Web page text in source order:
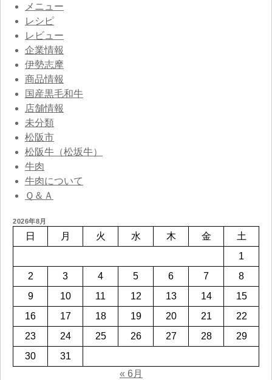
メニュー
レシピ
レビュー
企業情報
伊勢志摩
商品情報
国産黒毛和牛
店舗情報
未分類
松阪市
松阪牛（松坂牛）
牛肉
牛肉について
Ｑ＆Ａ
2026年8月
日 月 火 水 木 金
土
1
2
3 4 5 6 7
8
9
10 11 12 13 14
15
16
17 18 19 20 21
22
23
24 25 26 27 28
29
30
31
« 6月